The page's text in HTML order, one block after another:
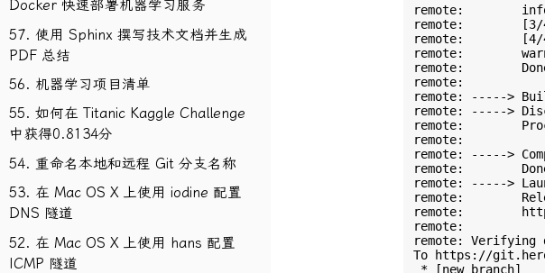
Docker 快速部署机器学习服务
57. 使用 Sphinx 撰写技术文档并生成
PDF 总结
56. 机器学习项目清单
55. 如何在 Titanic Kaggle Challenge
中获得0.8134分
54. 重命名本地和远程 Git 分支名称
53. 在 Mac OS X 上使用 iodine 配置
DNS 隧道
52. 在 Mac OS X 上使用 hans 配置
ICMP 隧道
remote:        info
remote:        [3/
remote:        [4/
remote:
remote:
remote:
remote: ----->
remote: ----->
remote:
remote:
remote: ----->
remote:
remote: ----->
remote:
remote:
remote:
remote: Verifying
To https://